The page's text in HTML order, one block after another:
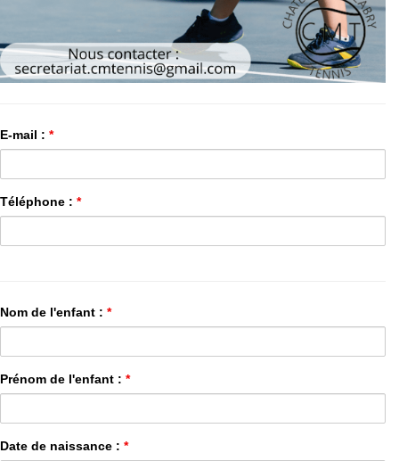
E-mail : *
Téléphone : *
Nom de l'enfant : *
Prénom de l'enfant : *
Date de naissance : *